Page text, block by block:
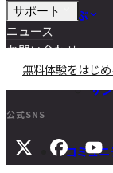
学ぶ
チ
DIY
サ
コミュニ
サポート
ニュース
お問い合わせ
無料体験をはじめ
公式SNS